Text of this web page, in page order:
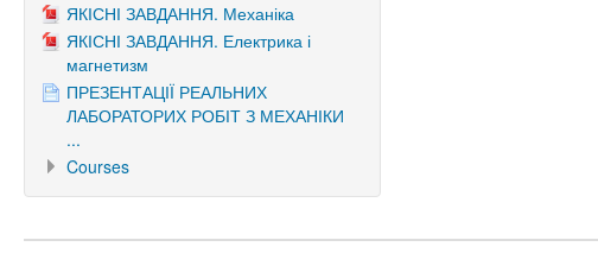
ЯКІСНІ ЗАВДАННЯ. Механіка
ЯКІСНІ ЗАВДАННЯ. Електрика і
магнетизм
ПРЕЗЕНТАЦІЇ РЕАЛЬНИХ
ЛАБОРАТОРИХ РОБІТ З МЕХАНІКИ
...
Courses